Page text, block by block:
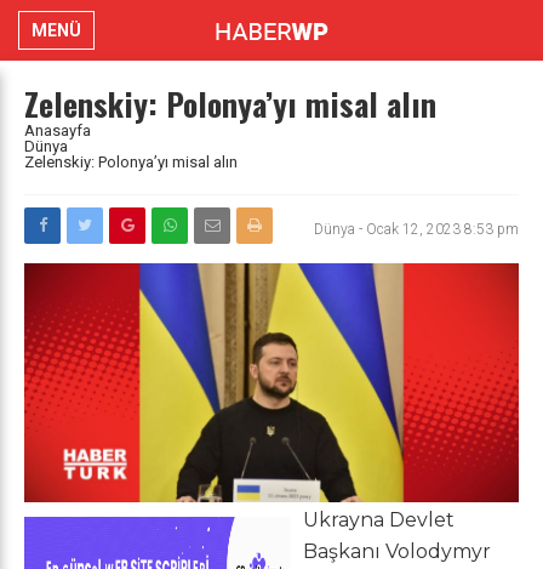
MENÜ
Zelenskiy: Polonya’yı misal alın
Anasayfa
Dünya
Zelenskiy: Polonya’yı misal alın
Dünya - Ocak 12, 2023 8:53 pm
Ukrayna Devlet
Başkanı Volodymyr